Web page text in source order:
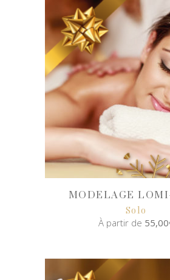
SELECT
OPTIONS
MODELAGE
Solo
À partir de 55,00